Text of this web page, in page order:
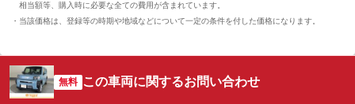
相当額等、購入時に必要な全ての費用が含まれています。
当該価格は、登録等の時期や地域などについて一定の条件を付した価格になります。
無料 この車両に関するお問い合わせ